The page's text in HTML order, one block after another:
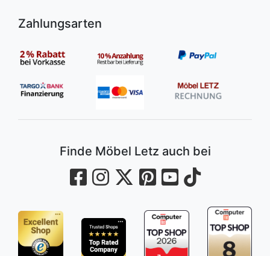
Zahlungsarten
Finde Möbel Letz auch bei